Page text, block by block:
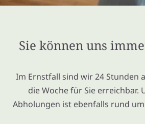
Sie können uns
Im Ernstfall sind wir 24 Stunden
die Woche für Sie erreichbar.
Abholungen ist ebenfalls rund